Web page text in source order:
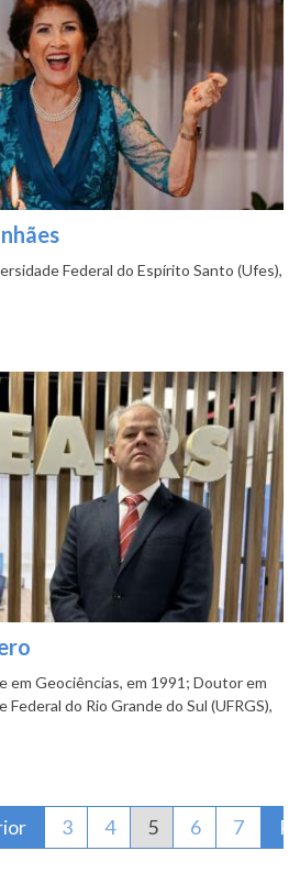
Federal do Espírito Santo (Ufes),
em Geociências, em 1991; Doutor em
do Rio Grande do Sul (UFRGS),
anteriorPágina
3 Página
4 Página atual
5 Página
6 Página
7